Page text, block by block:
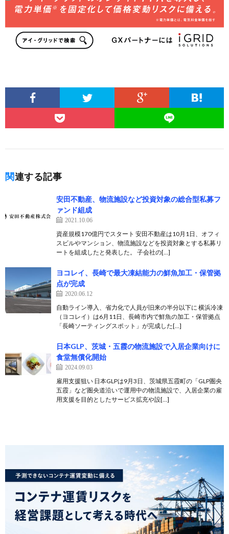
関連する記事
安田不動産、物流施設など投資対象の総合型私募フ
ァンド組成
2021.10.06
資産規模170億円でスタート 安田不動産は10月1日、オフィ
スビルやマンション、物流施設などを投資対象とする私募リ
ートを組成したと発表した。 子会社の[…]
ヨコレイ、長崎で最大凍結能力の鮮魚加工・保管拠
点が完成
2020.06.12
自動ライン導入、省力化で人員が旧来の半分以下に 横浜冷凍
（ヨコレイ）は6月11日、長崎市内で鮮魚の加工・保管拠点
「長崎ソーティングスポット」が完成した[…]
日本GLP、茨城・五霞の物流施設で入居企業向けに
食堂無償化開始
2024.09.03
雇用支援狙い 日本GLPは9月3日、茨城県五霞町の「GLP圏央
五霞」など圏央道沿いで運用中の物流施設で、入居企業の雇
用支援を目的としたサービス拡充や設[…]